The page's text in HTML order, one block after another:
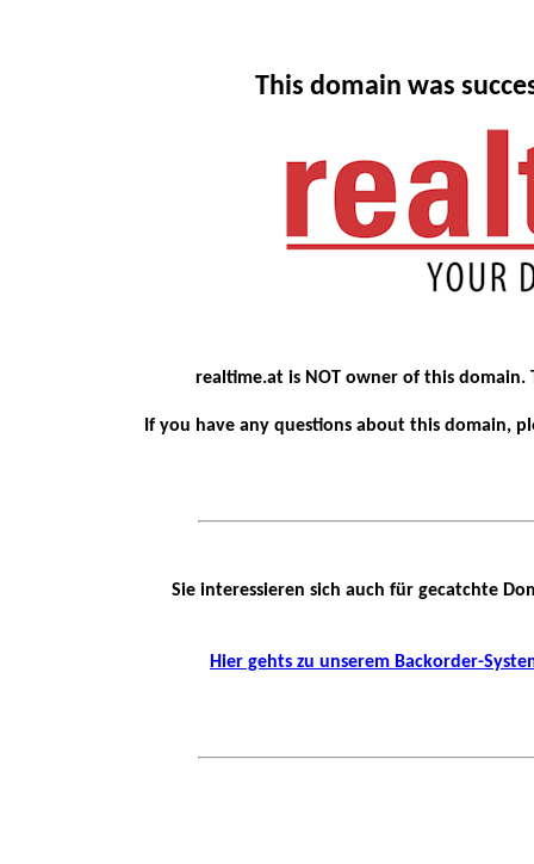
This domain was
realtime.at is NOT owner of this
If you have any questions about this domain,
Sie interessieren sich auch für gecatchte
Hier gehts zu unserem Backorder-